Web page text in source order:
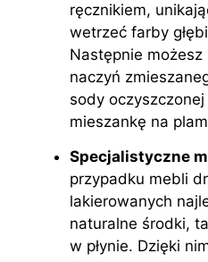
ręcznikiem,
wetrzeć farby
Następnie możesz
naczyń
sody oczyszczonej
mieszankę na
Specjalistyczne
przypadku mebli
lakierowanych
naturalne środki,
w płynie. Dzięki